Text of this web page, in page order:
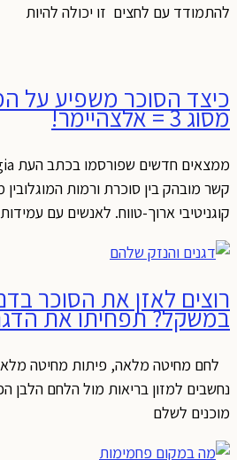
להתמודד עם לחצים זו יכולה להיות
כיצד הסוכר משפיע על
מסוג 3 = אלצהיימר!
קוגניטיבי ארוך-טווח. לאנשים עם
רוצים לאזן את הסוכר
במשקל? תפחיתו את
לחם מחיטה מלאה, פיתות מחיטה
נחשבים למזון בריאות מול הלחם הלבן
מוכנים לשלם